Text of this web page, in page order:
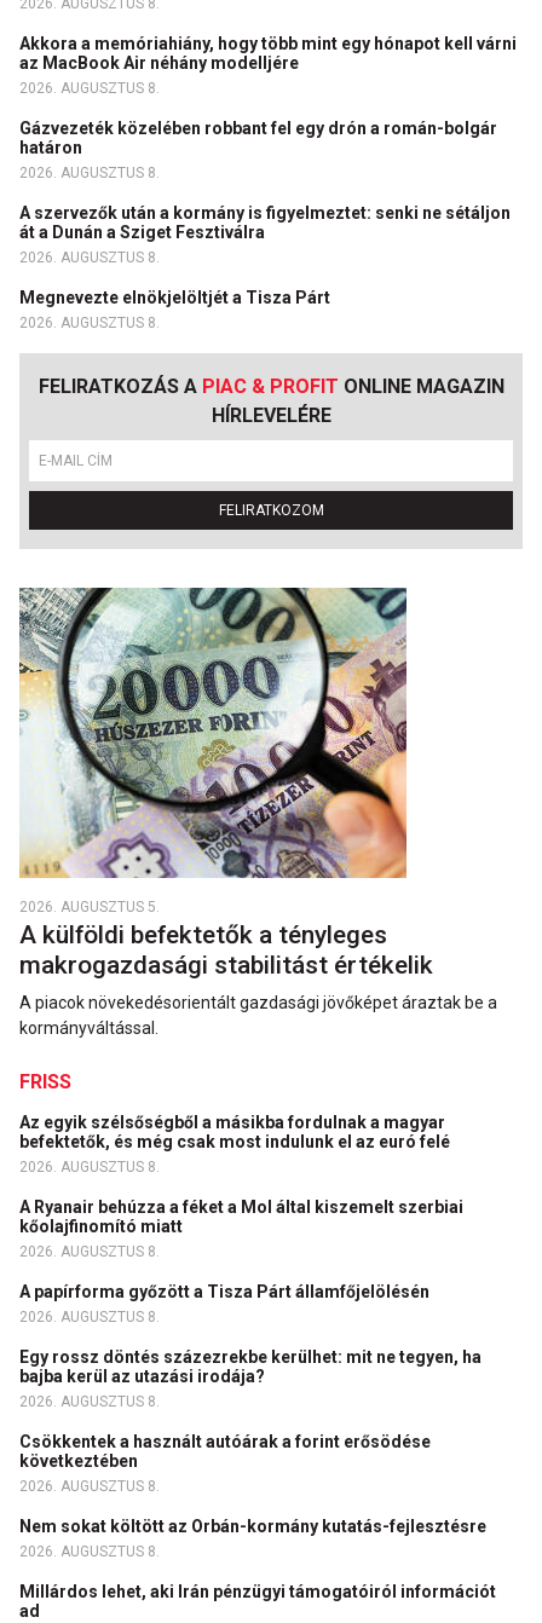
2026. AUGUSZTUS 8.
Akkora a memóriahiány, hogy több mint egy hónapot kell várni
az MacBook Air néhány modelljére
2026. AUGUSZTUS 8.
Gázvezeték közelében robbant fel egy drón a román-bolgár
határon
2026. AUGUSZTUS 8.
A szervezők után a kormány is figyelmeztet: senki ne sétáljon
át a Dunán a Sziget Fesztiválra
2026. AUGUSZTUS 8.
Megnevezte elnökjelöltjét a Tisza Párt
2026. AUGUSZTUS 8.
FELIRATKOZÁS A PIAC & PROFIT ONLINE MAGAZIN
HÍRLEVELÉRE
FELIRATKOZOM
2026. AUGUSZTUS 5.
A külföldi befektetők a tényleges
makrogazdasági stabilitást értékelik
A piacok növekedésorientált gazdasági jövőképet áraztak be a
kormányváltással.
FRISS
Az egyik szélsőségből a másikba fordulnak a magyar
befektetők, és még csak most indulunk el az euró felé
2026. AUGUSZTUS 8.
A Ryanair behúzza a féket a Mol által kiszemelt szerbiai
kőolajfinomító miatt
2026. AUGUSZTUS 8.
A papírforma győzött a Tisza Párt államfőjelölésén
2026. AUGUSZTUS 8.
Egy rossz döntés százezrekbe kerülhet: mit ne tegyen, ha
bajba kerül az utazási irodája?
2026. AUGUSZTUS 8.
Csökkentek a használt autóárak a forint erősödése
következtében
2026. AUGUSZTUS 8.
Nem sokat költött az Orbán-kormány kutatás-fejlesztésre
2026. AUGUSZTUS 8.
Millárdos lehet, aki Irán pénzügyi támogatóiról információt
ad